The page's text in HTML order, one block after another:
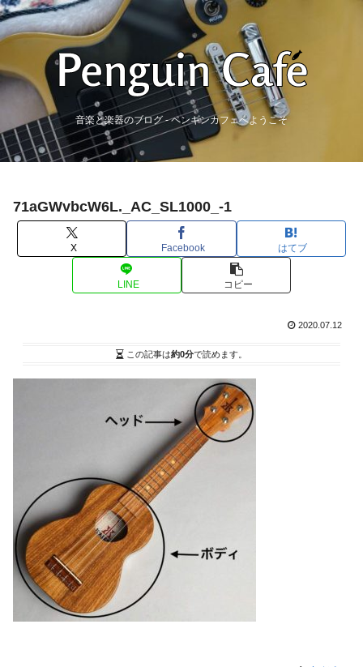
音楽と楽器のブログ - ペンギンカフェへようこそ
71aGWvbcW6L._AC_SL1000_-1
X Facebook はてブ
LINE コピー
2020.07.12
この記事は約0分で読めます。